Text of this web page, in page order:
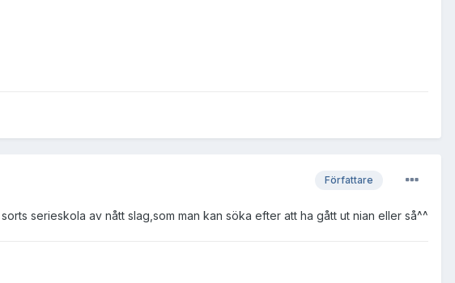
Författare
serieskola av nått slag,som man kan söka efter att ha gått ut nian eller så^^